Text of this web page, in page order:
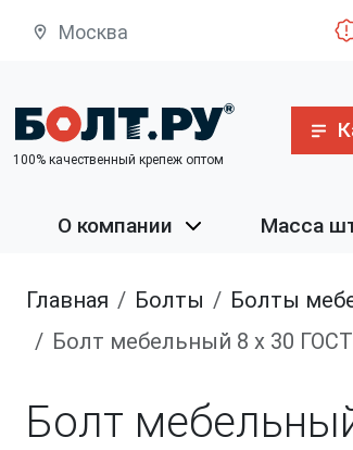
Москва
100% качественный крепеж оптом
О компании Масса
Главная болты болты
Болт мебельный 8 х 30
Болт